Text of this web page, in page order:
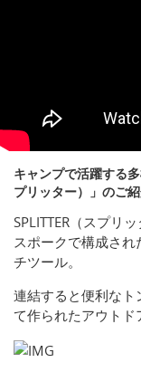
キャンプで活躍する
プリッター）」のご紹
SPLITTER（スプリ
スポークで構成さ
チツール。
連結すると便利なト
て作られたアウトド